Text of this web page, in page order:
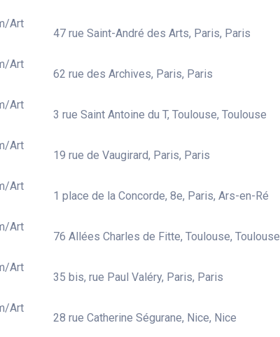
Art
47 rue Saint-André des Arts, Paris, Paris
Art
62 rue des Archives, Paris, Paris
Art
3 rue Saint Antoine du T, Toulouse, Toulouse
Art
19 rue de Vaugirard, Paris, Paris
Art
1 place de la Concorde, 8e, Paris, Ars-en-Ré
Art
76 Allées Charles de Fitte, Toulouse, Toulouse
Art
35 bis, rue Paul Valéry, Paris, Paris
Art
28 rue Catherine Ségurane, Nice, Nice